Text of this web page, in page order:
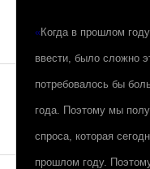
«Когда в прошлом
ввести, было сложно
потребовалось бы
года. Поэтому мы
спроса, которая
прошлом году.